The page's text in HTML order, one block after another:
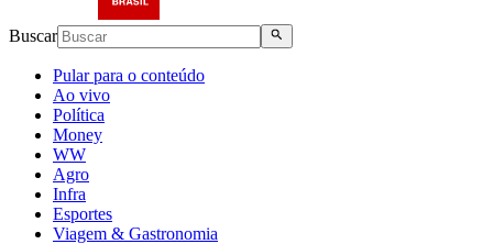
Buscar
Pular para o conteúdo
Ao vivo
Política
Money
WW
Agro
Infra
Esportes
Viagem & Gastronomia